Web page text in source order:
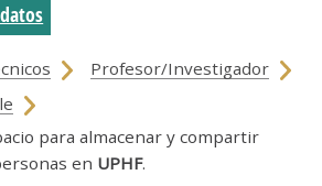
Profesor/Investigador
para almacenar y compartir
en UPHF.